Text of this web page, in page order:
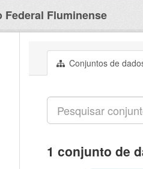
Federal Fluminense
Conjuntos de
1 conjunto de